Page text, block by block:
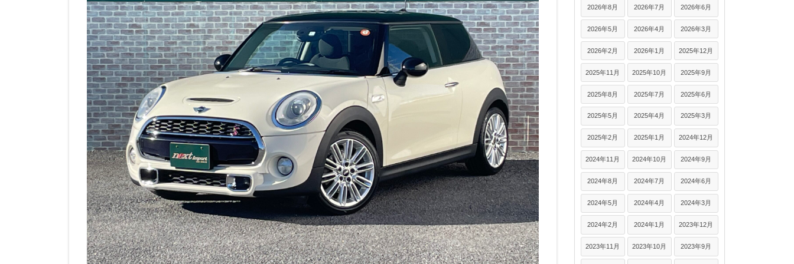
2026年8月 2026年7月 2026年6月
2026年5月 2026年4月 2026年3月
2026年2月 2026年1月 2025年12月
2025年11月 2025年10月 2025年9月
2025年8月 2025年7月 2025年6月
2025年5月 2025年4月 2025年3月
2025年2月 2025年1月 2024年12月
2024年11月 2024年10月 2024年9月
2024年8月 2024年7月 2024年6月
2024年5月 2024年4月 2024年3月
2024年2月 2024年1月 2023年12月
2023年11月 2023年10月 2023年9月